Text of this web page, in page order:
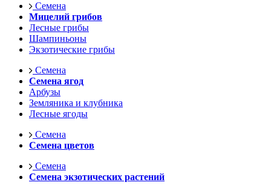
Семена
Мицелий грибов
Лесные грибы
Шампиньоны
Экзотические грибы
Семена
Семена ягод
Арбузы
Земляника и клубника
Лесные ягоды
Семена
Семена цветов
Семена
Семена экзотических растений